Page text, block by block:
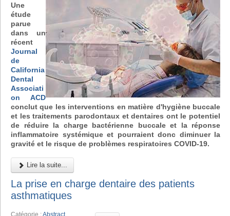
Une
étude
parue
dans un
récent
Journal
de
California
Dental
Associati
on ACD
conclut que les interventions en matière d'hygiène buccale
et les traitements parodontaux et dentaires ont le potentiel
de réduire la charge bactérienne buccale et la réponse
inflammatoire systémique et pourraient donc diminuer la
gravité et le risque de problèmes respiratoires COVID-19.
Lire la suite...
La prise en charge dentaire des patients
asthmatiques
Catégorie :Abstract